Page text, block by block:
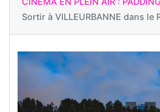
Sortir à VILLEURBANNE dans le